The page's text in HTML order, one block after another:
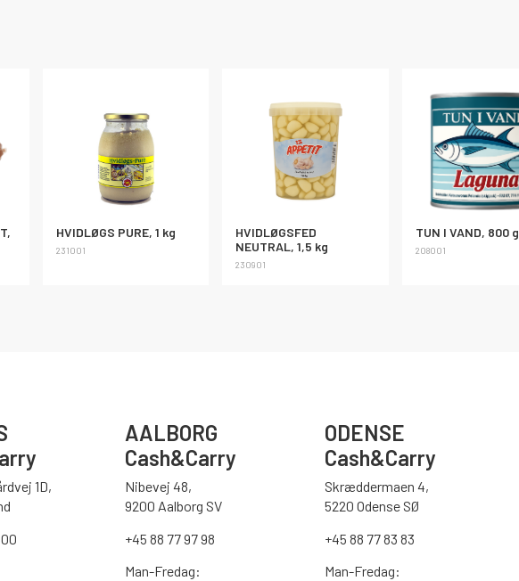
HVIDLØGS PURE, 1 kg
231001
HVIDLØGSFED
NEUTRAL, 1,5 kg
230901
TUN I VAND, 800 g
208001
1D,
AALBORG
Cash&Carry
Nibevej 48,
9200 Aalborg SV
+45 88 77 97 98
Man-Fredag:
ODENSE
Cash&Carry
Skræddermaen 4,
5220 Odense SØ
+45 88 77 83 83
Man-Fredag: